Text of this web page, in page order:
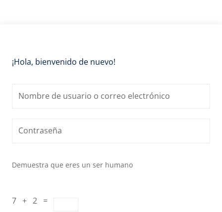
¡Hola, bienvenido de nuevo!
Demuestra que eres un ser humano
7 + 2 =